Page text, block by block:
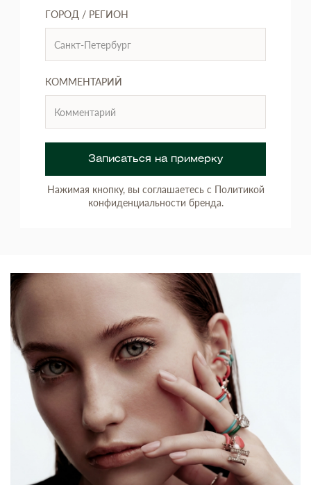
ГОРОД / РЕГИОН
КОММЕНТАРИЙ
Записаться на примерку
Нажимая кнопку, вы соглашаетесь с Политикой
конфиденциальности бренда.